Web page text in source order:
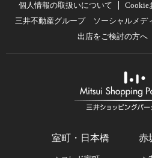
個人情報の取扱いについて
Cookie
三井不動産グループ ソーシャルメデ
出店をご検討の方へ
室町・日本橋 赤